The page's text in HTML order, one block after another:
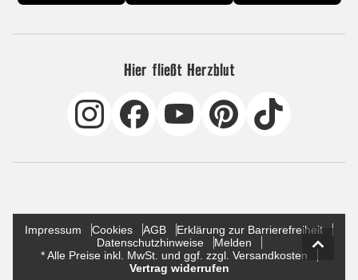
Hier fließt Herzblut
Impressum Cookies AGB
Erklärung zur Barrierefreiheit
Datenschutzhinweise
Melden
* Alle Preise inkl. MwSt. und ggf. zzgl. Versandkosten
Vertrag widerrufen